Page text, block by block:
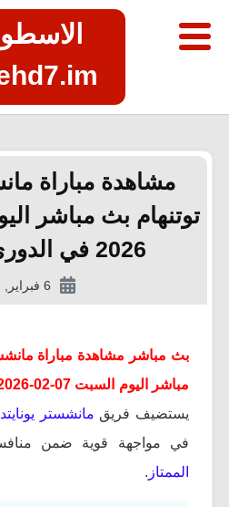
مشاهدة مباراة
2026 في الدوري الإنجليزي
6 فبراير, 2026
بث مباشر مشاهدة مباراة
مباشر اليوم السبت 07-02-2026 في الدوري الإنجليزي
يستضيف فريق مانشستر يونايتد
في مواجهة قوية ضمن
الممتاز .